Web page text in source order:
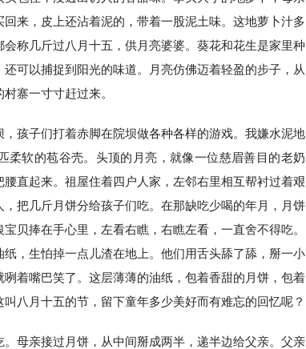
来，皮上还沾着泥的，带着一股泥土味。这地萝卜汁多
称几斤过八月十五，供月亮婆婆。葵花和花生是家里种
可以捕捉到阳光的味道。月亮仿佛迈着轻盈的步子，从
寨一寸寸赶过来。
孩子们打着赤脚在院坝做各种各样的游戏。我嫌水泥地
柔软的苞谷壳。头顶的月亮，就像一位慈眉善目的老奶
直起来。祖屋住着四户人家，左邻右里相互帮衬过着艰
把几斤月饼分给孩子们吃。在那缺吃少喝的年月，月饼
贝捧在手心里，左看右瞧，右瞧左看，一直舍不得吃。
，生怕掉一点儿渣在地上。他们用舌头舔了舔，掰一小
着嘴巴笑了。这层薄薄的油纸，包着香甜的月饼，包着
八月十五的节，留下童年多少美好而有难忘的回忆呢？
母亲接过月饼，从中间掰成两半，递半边给父亲。父亲